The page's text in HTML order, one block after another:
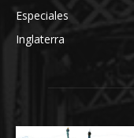
Especiales
Inglaterra